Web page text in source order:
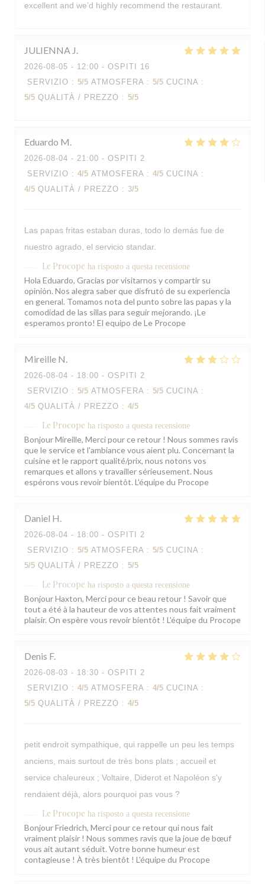
excellent and we’d highly recommend the restaurant.
JULIENNA J
2026-08-05 - 12:00 - OSPITI 16
SERVIZIO : 5/5 ATMOSFERA : 5/5 CUCINA :
5/5 QUALITÀ / PREZZO : 5/5
Eduardo M
2026-08-04 - 21:00 - OSPITI 2
SERVIZIO : 4/5 ATMOSFERA : 4/5 CUCINA :
4/5 QUALITÀ / PREZZO : 3/5
Las papas fritas estaban duras, todo lo demás fue de
nuestro agrado, el servicio standar.
Le Procope ha risposto a questa recensione
Hola Eduardo, Gracias por visitarnos y compartir su
opinión. Nos alegra saber que disfrutó de su experiencia
en general. Tomamos nota del punto sobre las papas y la
comodidad de las sillas para seguir mejorando. ¡Le
esperamos pronto! El equipo de Le Procope
Mireille N
2026-08-04 - 18:00 - OSPITI 2
SERVIZIO : 5/5 ATMOSFERA : 5/5 CUCINA :
4/5 QUALITÀ / PREZZO : 4/5
Le Procope ha risposto a questa recensione
Bonjour Mireille, Merci pour ce retour ! Nous sommes ravis
que le service et l'ambiance vous aient plu. Concernant la
cuisine et le rapport qualité/prix, nous notons vos
remarques et allons y travailler sérieusement. Nous
espérons vous revoir bientôt. L'équipe du Procope
Daniel H
2026-08-04 - 18:00 - OSPITI 2
SERVIZIO : 5/5 ATMOSFERA : 5/5 CUCINA :
5/5 QUALITÀ / PREZZO : 5/5
Le Procope ha risposto a questa recensione
Bonjour Haxton, Merci pour ce beau retour ! Savoir que
tout a été à la hauteur de vos attentes nous fait vraiment
plaisir. On espère vous revoir bientôt ! L'équipe du Procope
Denis F
2026-08-03 - 18:30 - OSPITI 2
SERVIZIO : 4/5 ATMOSFERA : 4/5 CUCINA :
5/5 QUALITÀ / PREZZO : 4/5
petit endroit sympathique, qui rappelle un peu les temps
anciens, mais surtout de très bons plats ; accueil et
service chaleureux ; Voltaire, Diderot et Napoléon s'y
rendaient déjà, alors pourquoi pas vous ?
Le Procope ha risposto a questa recensione
Bonjour Friedrich, Merci pour ce retour qui nous fait
vraiment plaisir ! Nous sommes ravis que la joue de bœuf
vous ait autant séduit. Votre bonne humeur est
contagieuse ! À très bientôt ! L'équipe du Procope